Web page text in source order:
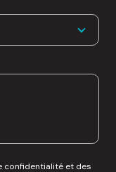
confidentialité et des